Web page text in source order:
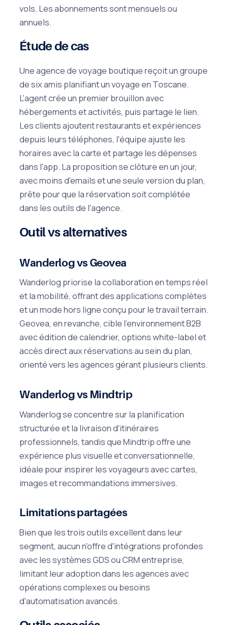
vols. Les abonnements sont mensuels ou
annuels.
Étude de cas
Une agence de voyage boutique reçoit un groupe
de six amis planifiant un voyage en Toscane.
L'agent crée un premier brouillon avec
hébergements et activités, puis partage le lien.
Les clients ajoutent restaurants et expériences
depuis leurs téléphones, l'équipe ajuste les
horaires avec la carte et partage les dépenses
dans l'app. La proposition se clôture en un jour,
avec moins d'emails et une seule version du plan,
prête pour que la réservation soit complétée
dans les outils de l'agence.
Outil vs alternatives
Wanderlog vs Geovea
Wanderlog priorise la collaboration en temps réel
et la mobilité, offrant des applications complètes
et un mode hors ligne conçu pour le travail terrain.
Geovea, en revanche, cible l'environnement B2B
avec édition de calendrier, options white-label et
accès direct aux réservations au sein du plan,
orienté vers les agences gérant plusieurs clients.
Wanderlog vs Mindtrip
Wanderlog se concentre sur la planification
structurée et la livraison d'itinéraires
professionnels, tandis que Mindtrip offre une
expérience plus visuelle et conversationnelle,
idéale pour inspirer les voyageurs avec cartes,
images et recommandations immersives.
Limitations partagées
Bien que les trois outils excellent dans leur
segment, aucun n'offre d'intégrations profondes
avec les systèmes GDS ou CRM entreprise,
limitant leur adoption dans les agences avec
opérations complexes ou besoins
d'automatisation avancés.